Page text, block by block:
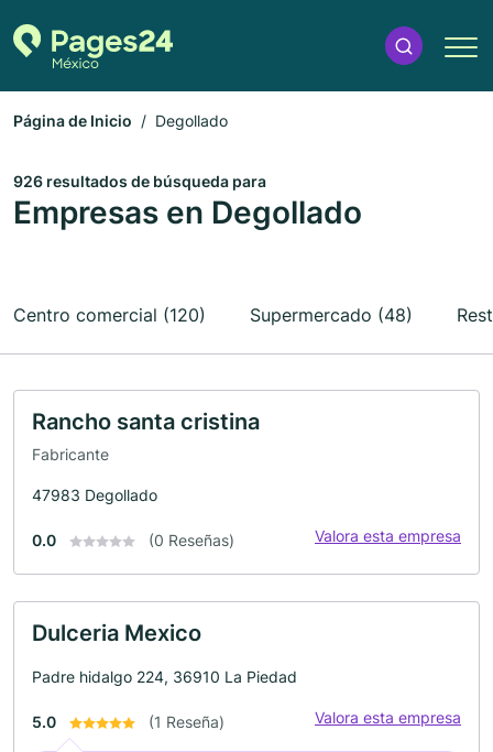
Página de Inicio Degollado
926 resultados de búsqueda para
Empresas en Degollado
Centro comercial (120) Supermercado (48)
Rancho santa cristina
Fabricante
47983 Degollado
0.0 (0 Reseñas) Valora esta empresa
Dulceria Mexico
Padre hidalgo 224, 36910 La Piedad
5.0 (1 Reseña) Valora esta empresa